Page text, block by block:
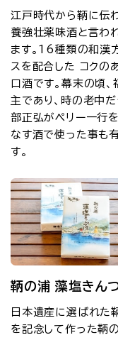
江戸時代から鞆に伝
養強壮薬味酒と言わ
ます。16種類の和漢
スを配合した コクの
口酒です。幕末の頃、
主であり、時の老中だ
部正弘がペリー一行
なす酒で使った事も
す。
鞆の浦 藻塩きん
日本遺産に選ばれた
を記念して作った鞆